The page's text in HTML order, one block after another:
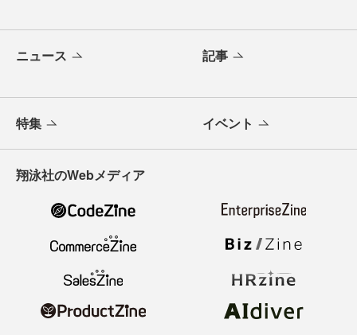
ニュース 記事
特集 イベント
翔泳社のWebメディア